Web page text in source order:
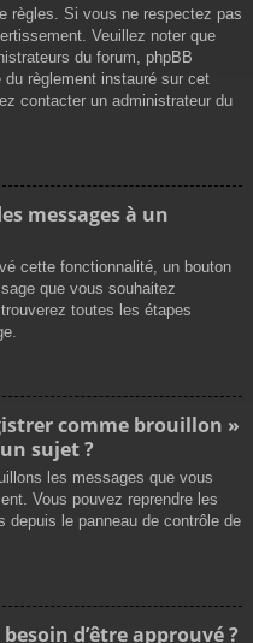
règles. Si vous ne respectez pas
Veuillez noter que
du forum, phpBB
du règlement instauré sur cet
contacter un administrateur du
messages à un
cette fonctionnalité, un bouton
que vous souhaitez
toutes les étapes
comme brouillon »
sujet ?
les messages que vous
Vous pouvez reprendre les
depuis le panneau de contrôle de
d’être approuvé ?